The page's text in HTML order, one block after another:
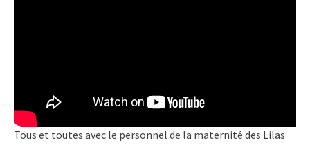
Tous et toutes avec le personnel de la maternité des Lilas